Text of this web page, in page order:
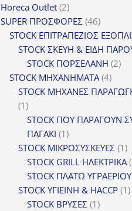
Horeca Outlet 22
προϊόντα
SUPER ΠΡΟΣΦΟΡΕΣ 4646
STOCK ΕΠΙΤΡΑΠΕΖΙΟΣ
STOCK ΣΚΕΥΗ & ΕΙΔΗ
STOCK ΠΟΡΣΕΛΑΝΗ 22
STOCK ΜΗΧΑΝΗΜΑΤΑ 44
STOCK ΜΗΧΑΝΕΣ
11
προϊόν
STOCK ΠΟΥ ΠΑΡΑΓΟΥΝ
ΠΑΓΑΚΙ 11
προϊόν
STOCK ΜΙΚΡΟΣΥΣΚΕΥΕΣ 11
STOCK GRILL ΗΛΕΚΤΡΙΚΑ
STOCK ΠΛΑΤΩ ΥΓΡΑΕΡΙΟΥ
STOCK ΥΓΙΕΙΝΗ & HACCP 11
STOCK ΒΡΥΣΕΣ 11